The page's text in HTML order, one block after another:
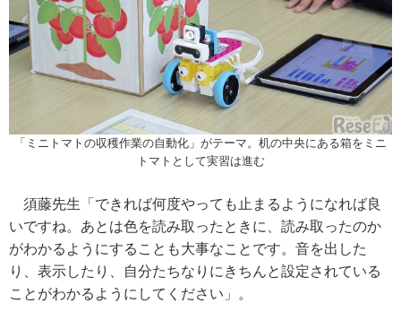
「ミニトマトの収穫作業の自動化」がテーマ。机の中央にある箱をミニ
トマトとして実習は進む
須藤先生「できれば何度やっても止まるようになれば良
いですね。あとは色を読み取ったときに、読み取ったのか
がわかるようにすることも大事なことです。音を出した
り、表示したり、自分たちなりにきちんと設定されている
ことがわかるようにしてください」。